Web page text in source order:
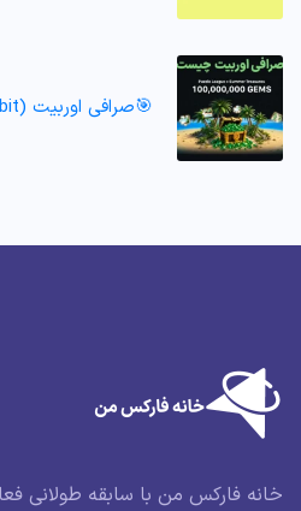
🎯صرافی اوربیت (ourbit) چیست؟🌟
خانه فارکس من با سابقه طولانی